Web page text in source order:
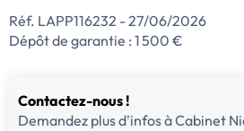
Réf. LAPP116232 - 27/06/2026
Dépôt de garantie : 1 500 €
Contactez-nous !
Demandez plus d'infos à Cabinet